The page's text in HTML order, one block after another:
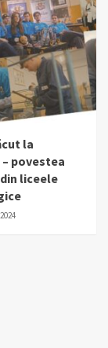
la
povestea
liceele